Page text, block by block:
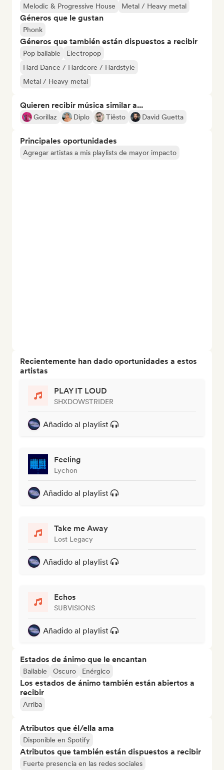
Melodic & Progressive House
Metal / Heavy metal
Géneros que le gustan
Phonk
Géneros que también están dispuestos a recibir
Pop bailable
Electropop
Hard Dance / Hardcore / Hardstyle
Metal / Heavy metal
Quieren recibir música similar a...
Gorillaz Diplo Tiësto David Guetta
Principales oportunidades
Agregar artistas a mis playlists de mayor impacto
Recientemente han dado oportunidades a estos
artistas
PLAY IT LOUD
SHXDOWSTRIDER
Añadido al playlist
Feeling
Lychon
Añadido al playlist
Take me Away
Lost Legacy
Añadido al playlist
Echos
SUBVISIONS
Añadido al playlist
Estados de ánimo que le encantan
Bailable Oscuro Enérgico
Los estados de ánimo también están abiertos a
recibir
Arriba
Atributos que él/ella ama
Disponible en Spotify
Atributos que también están dispuestos a recibir
Fuerte presencia en las redes sociales